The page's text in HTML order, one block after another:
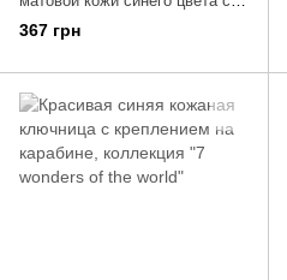
авторским художественным
тиснением "Buta Art"
367 грн